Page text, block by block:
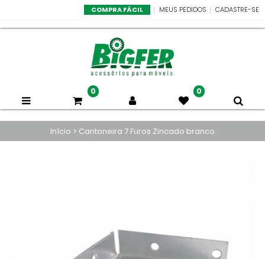
CADASTRE-SE
MEUS PEDIDOS
COMPRA FÁCIL
0 0
Início > Cantoneira 7 Furos Zincado branco